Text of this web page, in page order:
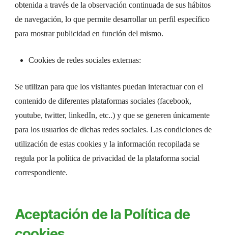
obtenida a través de la observación continuada de sus hábitos
de navegación, lo que permite desarrollar un perfil específico
para mostrar publicidad en función del mismo.
Cookies de redes sociales externas:
Se utilizan para que los visitantes puedan interactuar con el
contenido de diferentes plataformas sociales (facebook,
youtube, twitter, linkedIn, etc..) y que se generen únicamente
para los usuarios de dichas redes sociales. Las condiciones de
utilización de estas cookies y la información recopilada se
regula por la política de privacidad de la plataforma social
correspondiente.
Aceptación de la Política de